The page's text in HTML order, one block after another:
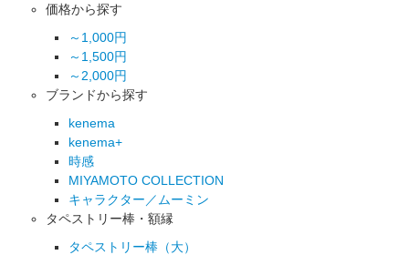
価格から探す
～1,000円
～1,500円
～2,000円
ブランドから探す
kenema
kenema+
時感
MIYAMOTO COLLECTION
キャラクター／ムーミン
タペストリー棒・額縁
タペストリー棒（大）